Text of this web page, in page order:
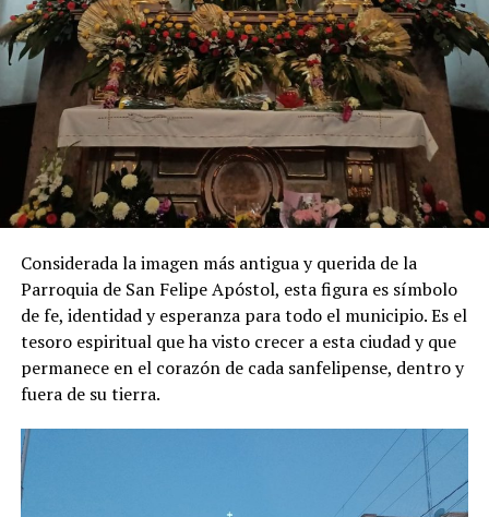
Considerada la imagen más antigua y querida de la
Parroquia de San Felipe Apóstol, esta figura es símbolo
de fe, identidad y esperanza para todo el municipio. Es el
tesoro espiritual que ha visto crecer a esta ciudad y que
permanece en el corazón de cada sanfelipense, dentro y
fuera de su tierra.